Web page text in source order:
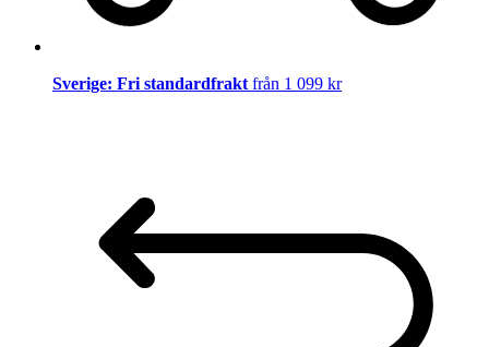
Sverige: Fri standardfrakt från 1 099 kr